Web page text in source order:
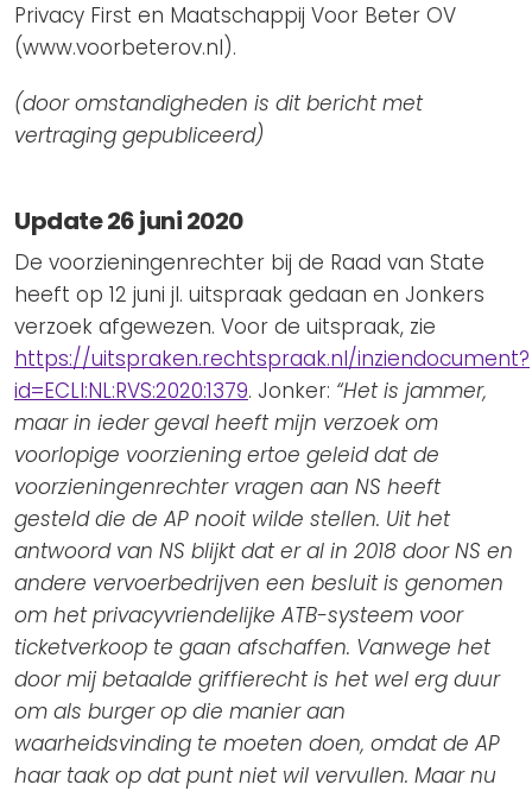
Privacy First en Maatschappij Voor Beter OV
(www.voorbeterov.nl).
(door omstandigheden is dit bericht met
vertraging gepubliceerd)
Update 26 juni 2020
De voorzieningenrechter bij de Raad van State
heeft op 12 juni jl. uitspraak gedaan en Jonkers
verzoek afgewezen. Voor de uitspraak, zie
https://uitspraken.rechtspraak.nl/inziendocument?
id=ECLI:NL:RVS:2020:1379. Jonker: “Het is jammer,
maar in ieder geval heeft mijn verzoek om
voorlopige voorziening ertoe geleid dat de
voorzieningenrechter vragen aan NS heeft
gesteld die de AP nooit wilde stellen. Uit het
antwoord van NS blijkt dat er al in 2018 door NS en
andere vervoerbedrijven een besluit is genomen
om het privacyvriendelijke ATB-systeem voor
ticketverkoop te gaan afschaffen. Vanwege het
door mij betaalde griffierecht is het wel erg duur
om als burger op die manier aan
waarheidsvinding te moeten doen, omdat de AP
haar taak op dat punt niet wil vervullen. Maar nu